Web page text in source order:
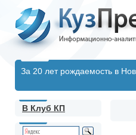
За 20 лет рождаемость в
В Клуб КП